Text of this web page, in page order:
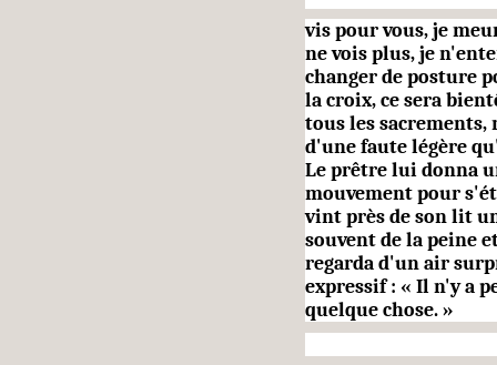
vis pour vous, je
ne vois plus, je
changer de posture
la croix, ce sera
tous les sacre­ments,
d'une faute légère
Le prêtre lui donna
mouvement pour
vint près de son lit
souvent de la peine
regarda d'un air
expressif : « Il n'y a
quelque chose. »